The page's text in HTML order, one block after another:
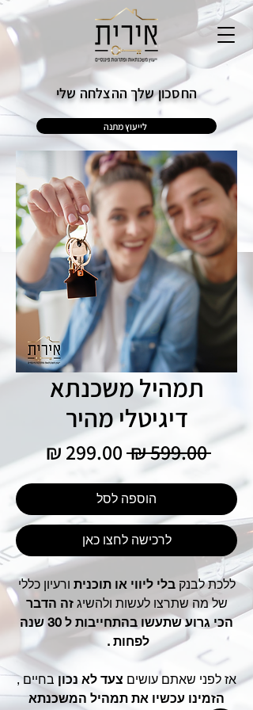
החסכון שלך ההצלחה שלי
לייעוץ מתנה
תמהיל משכנתא
דיגיטלי מהיר
‏599.00 ‏₪
מחיר
רגיל
מחיר
מבצע
הוספה לסל
לרכישה לחצו כאן
ללכת לבנקבלי ליווי או תוכנית ורעיון כללי
של מה שתרצו לעשות ולהשיגזה הדבר
הכי גרוע שתעשו בהתחייבות ל 30 שנה
לפחות .
אז לפני שאתם עושים צעד לא נכון בחיים ,
הזמינו עכשיו את תמהיל המשכנתא